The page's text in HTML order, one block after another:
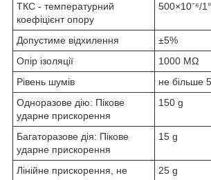
ТКС - температурний
коефіцієнт опору
500×10⁻⁶/
Допустиме відхилення
±5%
Опір ізоляції
1000 MΩ
Рівень шумів
не більше
Одноразове дію: Пікове
ударне прискорення
150 g
Багаторазове дія: Пікове
ударне прискорення
15 g
Лінійне прискорення, не
25 g